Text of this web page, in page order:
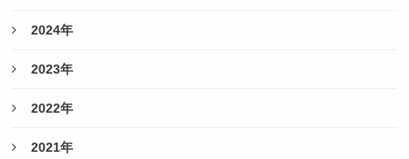
2024年
2023年
2022年
2021年